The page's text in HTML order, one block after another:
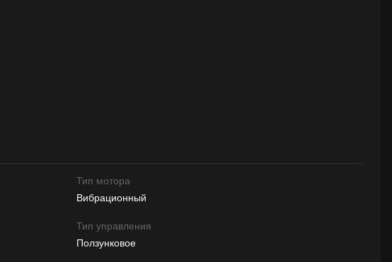
Тип мотора
Вибрационный
Тип управления
Ползунковое